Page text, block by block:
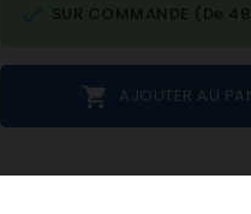
 AJOUTER AU
SUR COMMANDE (De